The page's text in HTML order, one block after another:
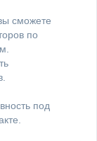
сможете
по
под